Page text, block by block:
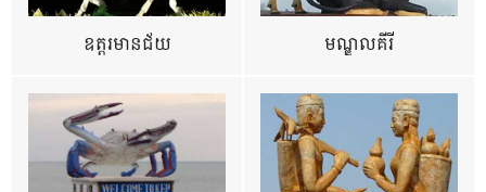
ឧត្ដរមានជ័យ មណ្ឌលគីរី